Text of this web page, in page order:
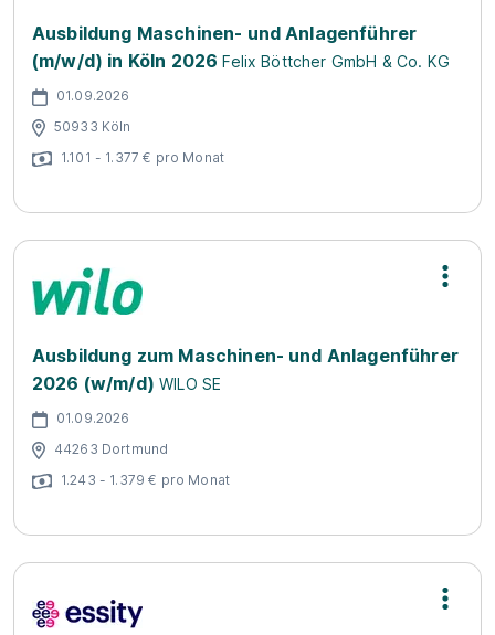
Ausbildung Maschinen- und Anlagenführer
(m/w/d) in Köln 2026 Felix Böttcher GmbH & Co. KG
01.09.2026
50933 Köln
1.101 - 1.377 € pro Monat
Ausbildung zum Maschinen- und Anlagenführer
2026 (w/m/d) WILO SE
01.09.2026
44263 Dortmund
1.243 - 1.379 € pro Monat